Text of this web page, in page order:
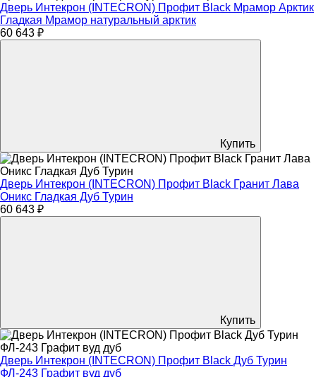
Дверь Интекрон (INTECRON) Профит Black Мрамор Арктик
Гладкая Мрамор натуральный арктик
60 643 ₽
Купить
Дверь Интекрон (INTECRON) Профит Black Гранит Лава
Оникс Гладкая Дуб Турин
60 643 ₽
Купить
Дверь Интекрон (INTECRON) Профит Black Дуб Турин
ФЛ-243 Графит вуд дуб